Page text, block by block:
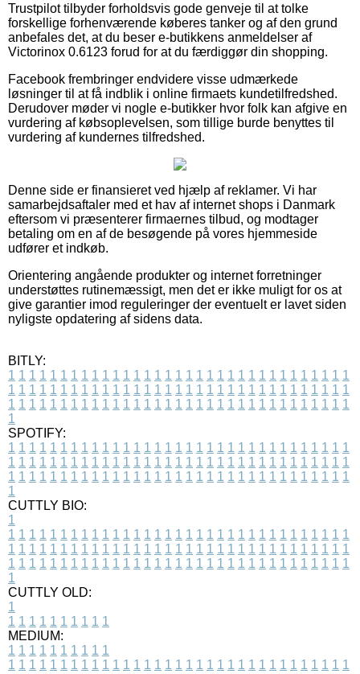
Trustpilot tilbyder forholdsvis gode genveje til at tolke
forskellige forhenværende køberes tanker og af den grund
anbefales det, at du beser e-butikkens anmeldelser af
Victorinox 0.6123 forud for at du færdiggør din shopping.
Facebook frembringer endvidere visse udmærkede
løsninger til at få indblik i online firmaets kundetilfredshed.
Derudover møder vi nogle e-butikker hvor folk kan afgive en
vurdering af købsoplevelsen, som tillige burde benyttes til
vurdering af kundernes tilfredshed.
Denne side er finansieret ved hjælp af reklamer. Vi har
samarbejdsaftaler med et hav af internet shops i Danmark
eftersom vi præsenterer firmaernes tilbud, og modtager
betaling om en af de besøgende på vores hjemmeside
udfører et indkøb.
Orientering angående produkter og internet forretninger
understøttes rutinemæssigt, men det er ikke muligt for os at
give garantier imod reguleringer der eventuelt er lavet siden
nyligste opdatering af sidens data.
BITLY:
1 1 1 1 1 1 1 1 1 1 1 1 1 1 1 1 1 1 1 1 1 1 1 1 1 1 1 1 1 1 1 1 1
1 1 1 1 1 1 1 1 1 1 1 1 1 1 1 1 1 1 1 1 1 1 1 1 1 1 1 1 1 1 1 1 1
1 1 1 1 1 1 1 1 1 1 1 1 1 1 1 1 1 1 1 1 1 1 1 1 1 1 1 1 1 1 1 1 1
1
SPOTIFY:
1 1 1 1 1 1 1 1 1 1 1 1 1 1 1 1 1 1 1 1 1 1 1 1 1 1 1 1 1 1 1 1 1
1 1 1 1 1 1 1 1 1 1 1 1 1 1 1 1 1 1 1 1 1 1 1 1 1 1 1 1 1 1 1 1 1
1 1 1 1 1 1 1 1 1 1 1 1 1 1 1 1 1 1 1 1 1 1 1 1 1 1 1 1 1 1 1 1 1
1
CUTTLY BIO:
1
1 1 1 1 1 1 1 1 1 1 1 1 1 1 1 1 1 1 1 1 1 1 1 1 1 1 1 1 1 1 1 1 1
1 1 1 1 1 1 1 1 1 1 1 1 1 1 1 1 1 1 1 1 1 1 1 1 1 1 1 1 1 1 1 1 1
1 1 1 1 1 1 1 1 1 1 1 1 1 1 1 1 1 1 1 1 1 1 1 1 1 1 1 1 1 1 1 1 1
1
CUTTLY OLD:
1
1 1 1 1 1 1 1 1 1 1
MEDIUM:
1 1 1 1 1 1 1 1 1 1
1 1 1 1 1 1 1 1 1 1 1 1 1 1 1 1 1 1 1 1 1 1 1 1 1 1 1 1 1 1 1 1 1